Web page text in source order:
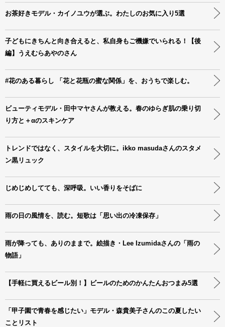
お茶好きモデル・カイノユウが選ぶ。わたしのお気に入り5選
子どもにきちんと向き合えると、私自身もご機嫌でいられる！【後
編】うえむらあやのさん
#花のある暮らし 「花と花瓶の蜜な関係」を、おうちで楽しむ。
ビューティモデル・田中マヤさんが教える。春のゆらぎ肌の乗り切
り方と＋αのスキンケア
トレンドではなく、スタイルを大切に。ikko masudaさんのスタメ
ン黒リュック
じめじめしてても、深呼吸。いい香りをそばに
雨の日の風情を、読む。短歌は「思い出の冷凍保存」
雨が降っても、ありのままで。絵描き・Lee Izumidaさんの「雨の
物語」
【手軽に買えるビール別！】ビールのためのかんたんおつまみ5選
「甲子園で青春を感じたい」モデル・森貴美子さんのこの夏したい
ことリスト